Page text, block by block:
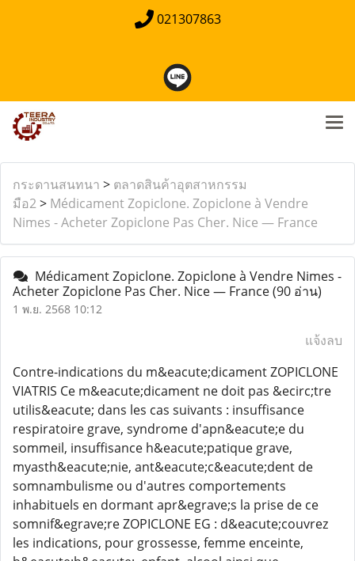
021307863
กระดานสนทนา > ตลาดสินค้าอุตสาหกรรม
มือ2> Médicament Zopiclone. Zopiclone à Vendre
Nimes - Acheter Zopiclone Pas Cher. Nice — France
Médicament Zopiclone. Zopiclone à Vendre Nimes -
Acheter Zopiclone Pas Cher. Nice — France(90 อ่าน)
1 พ.ย. 2568 10:12
แจ้งลบ
Contre-indications du m&eacute;dicament ZOPICLONE
VIATRIS Ce m&eacute;dicament ne doit pas &ecirc;tre
utilis&eacute; dans les cas suivants : insuffisance
respiratoire grave, syndrome d'apn&eacute;e du
sommeil, insuffisance h&eacute;patique grave,
myasth&eacute;nie, ant&eacute;c&eacute;dent de
somnambulisme ou d'autres comportements
inhabituels en dormant apr&egrave;s la prise de ce
somnif&egrave;re ZOPICLONE EG : d&eacute;couvrez
les indications, pour grossesse, femme enceinte,